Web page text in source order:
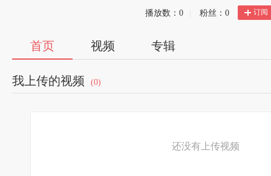
播放数： 0 粉丝： 0 订阅
首页 视频 专辑
我上传的视频 (0)
还没有上传视频